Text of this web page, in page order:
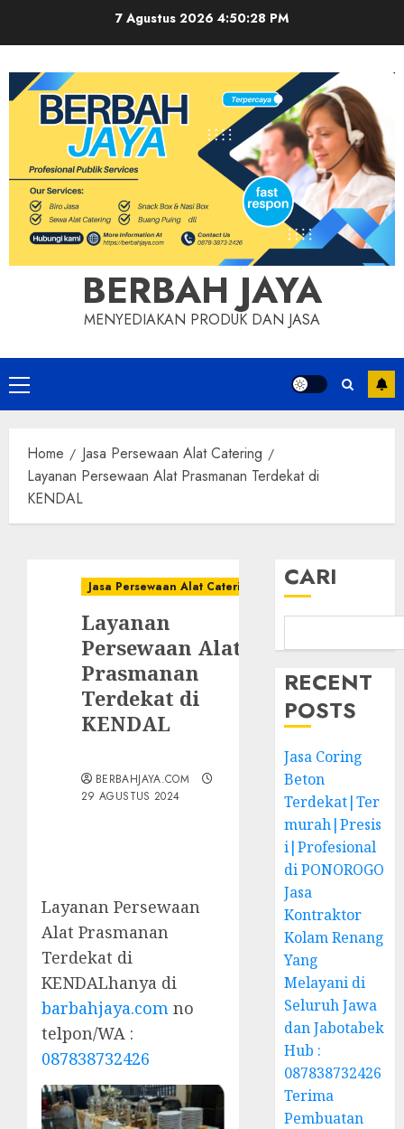
7 Agustus 2026 4:50:29 PM
BERBAH JAYA
MENYEDIAKAN PRODUK DAN JASA
Primary
Menu
Home
Jasa Persewaan Alat Catering
Layanan Persewaan Alat Prasmanan Terdekat di
KENDAL
Jasa Persewaan Alat Catering
Layanan
Persewaan Alat
Prasmanan
Terdekat di
KENDAL
BERBAHJAYA.COM
29 AGUSTUS 2024
Layanan Persewaan
Alat Prasmanan
Terdekat di
KENDALhanya di
barbahjaya.com no
telpon/WA :
087838732426
CARI
RECENT
POSTS
Jasa Coring
Beton
Terdekat|Ter
murah|Presis
i|Profesional
di PONOROGO
Jasa
Kontraktor
Kolam Renang
Yang
Melayani di
Seluruh Jawa
dan Jabotabek
Hub :
087838732426
Terima
Pembuatan